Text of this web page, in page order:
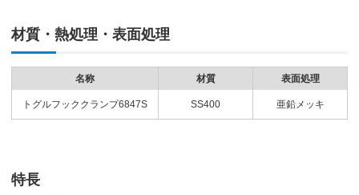
材質・熱処理・表面処理
名称 材質 表面処理
トグルフッククランプ6847S SS400 亜鉛メッキ
特長